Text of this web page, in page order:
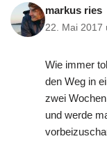
markus ries
22. Mai 2017
Wie immer
den Weg in
zwei
und werde